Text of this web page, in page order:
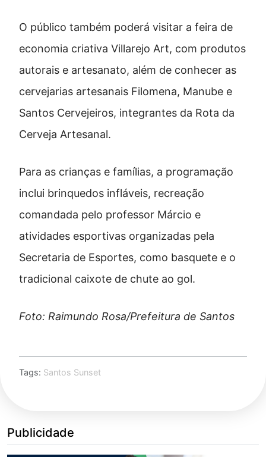
O público também poderá visitar a feira de
economia criativa Villarejo Art, com produtos
autorais e artesanato, além de conhecer as
cervejarias artesanais Filomena, Manube e
Santos Cervejeiros, integrantes da Rota da
Cerveja Artesanal.
Para as crianças e famílias, a programação
inclui brinquedos infláveis, recreação
comandada pelo professor Márcio e
atividades esportivas organizadas pela
Secretaria de Esportes, como basquete e o
tradicional caixote de chute ao gol.
Foto: Raimundo Rosa/Prefeitura de Santos
Tags: Santos Sunset
Publicidade